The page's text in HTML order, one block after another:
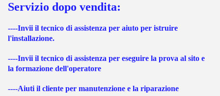
Servizio dopo vendita:
----Invii il tecnico di assistenza per aiuto per istruire
l'installazione.
----Invii il tecnico di assistenza per eseguire la prova al sito e
la formazione dell'operatore
----Aiuti il cliente per manutenzione e la riparazione